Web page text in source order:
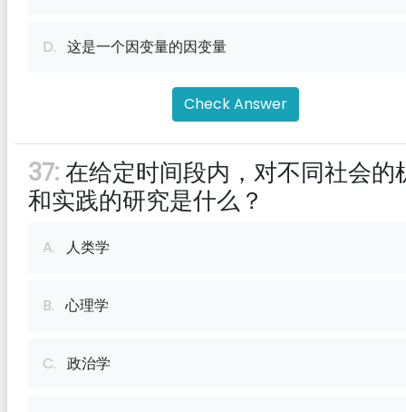
D. 这是一个因变量的因变量
Check Answer
37:在给定时间段内，对不同社会的
和实践的研究是什么？
A. 人类学
B. 心理学
C. 政治学